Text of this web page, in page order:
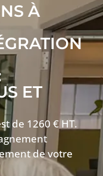
À
ET
de 1260 € HT.
de votre